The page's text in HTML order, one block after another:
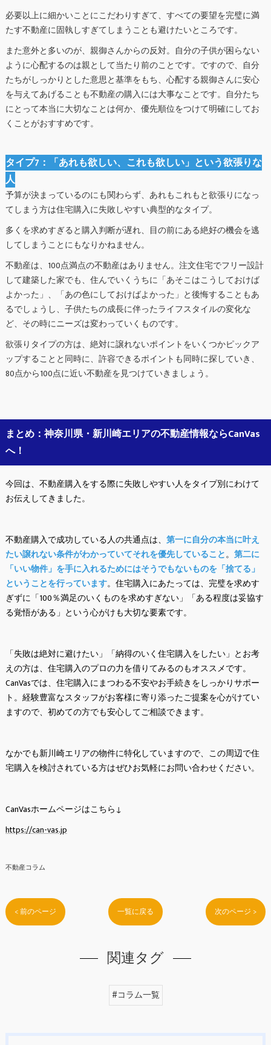
必要以上に細かいことにこだわりすぎて、すべての要望を完璧に満
たす不動産に固執しすぎてしまうことも避けたいところです。
また意外と多いのが、親御さんからの反対。自分の子供が困らない
ように心配するのは親として当たり前のことです。ですので、自分
たちがしっかりとした意思と基準をもち、心配する親御さんに安心
を与えてあげることも不動産の購入には大事なことです。自分たち
にとって本当に大切なことは何か、優先順位をつけて明確にしてお
くことがおすすめです。
タイプ7：「あれも欲しい、これも欲しい」という欲張りな
人
予算が決まっているのにも関わらず、あれもこれもと欲張りになっ
てしまう方は住宅購入に失敗しやすい典型的なタイプ。
多くを求めすぎると購入判断が遅れ、目の前にある絶好の機会を逃
してしまうことにもなりかねません。
不動産は、100点満点の不動産はありません。注文住宅でフリー設計
して建築した家でも、住んでいくうちに「あそこはこうしておけば
よかった」、「あの色にしておけばよかった」と後悔することもあ
るでしょうし、子供たちの成長に伴ったライフスタイルの変化な
ど、その時にニーズは変わっていくものです。
欲張りタイプの方は、絶対に譲れないポイントをいくつかピックア
ップすることと同時に、許容できるポイントも同時に探していき、
80点から100点に近い不動産を見つけていきましょう。
まとめ：神奈川県・新川崎エリアの不動産情報ならCanVas
へ！
今回は、不動産購入をする際に失敗しやすい人をタイプ別にわけて
お伝えしてきました。
不動産購入で成功している人の共通点は、 第一に自分の本当に叶え
たい譲れない条件がわかっていてそれを優先していること。 第二に
「いい物件」を手に入れるためにはそうでもないものを「捨てる」
ということを行っています。住宅購入にあたっては、完璧を求めす
ぎずに「100％満足のいくものを求めすぎない」「ある程度は妥協す
る覚悟がある」という心がけも大切な要素です。
「失敗は絶対に避けたい」「納得のいく住宅購入をしたい」とお考
えの方は、住宅購入のプロの力を借りてみるのもオススメです。
CanVasでは、住宅購入にまつわる不安やお手続きをしっかりサポー
ト。経験豊富なスタッフがお客様に寄り添ったご提案を心がけてい
ますので、初めての方でも安心してご相談できます。
なかでも新川崎エリアの物件に特化していますので、この周辺で住
宅購入を検討されている方はぜひお気軽にお問い合わせください。
CanVasホームページはこちら↓
https://can-vas.jp
不動産コラム
< 前のページ 一覧に戻る 次のページ >
関連タグ
#コラム一覧